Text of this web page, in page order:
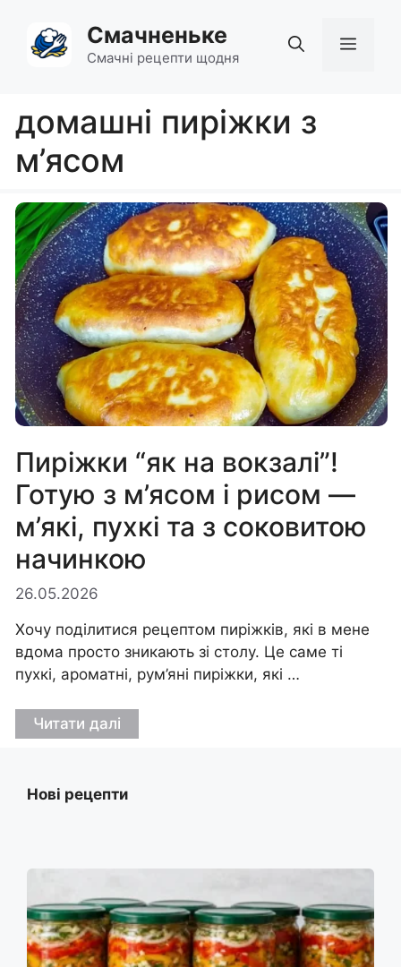
вмісту
Смачненьке
Смачні рецепти щодня
домашні пиріжки з
м’ясом
Пиріжки “як на вокзалі”!
Готую з м’ясом і рисом —
м’які, пухкі та з соковитою
начинкою
26.05.2026
Хочу поділитися рецептом пиріжків, які в мене
вдома просто зникають зі столу. Це саме ті
пухкі, ароматні, рум’яні пиріжки, які …
Читати далі
Нові рецепти